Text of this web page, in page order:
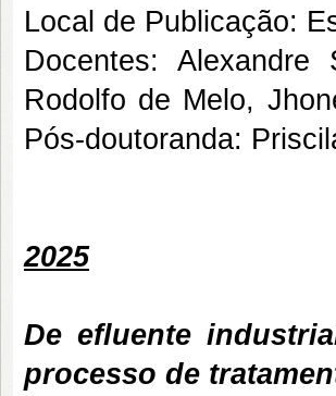
Local de Publicação:
Docentes:
Rodolfo de Melo,
Pós-doutoranda:
2025
De efluente
processo de